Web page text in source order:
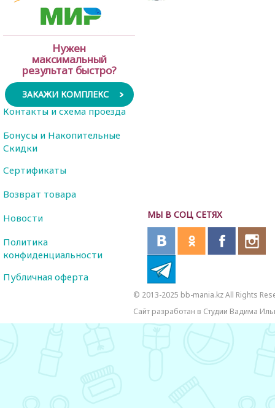
Нужен
максимальный
результат быстро?
ЗАКАЖИ КОМПЛЕКС
МЫ В СОЦ СЕТЯХ
Контакты и схема проезда
Бонусы и Накопительные
Скидки
Сертификаты
Возврат товара
Новости
Политика
конфиденциальности
Публичная оферта
© 2013-2025 bb-mania.kz All Rights
Сайт разработан в Студии Вадима